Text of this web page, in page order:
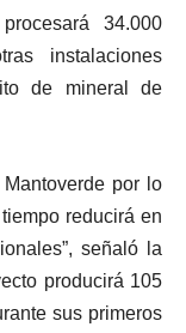
34.000
instalaciones
de mineral de
por lo
reducirá en
señaló la
producirá 105
sus primeros